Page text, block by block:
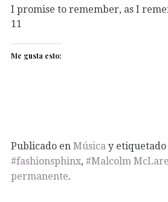
I promise to remember, as I
11
Me gusta esto:
Publicado en Música y etiquetado
#fashionsphinx, #Malcolm
permanente.